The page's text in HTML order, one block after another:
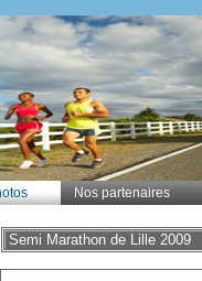
Nos partenaires